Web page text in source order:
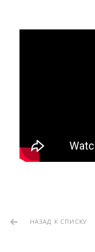
НАЗАД К СПИСКУ